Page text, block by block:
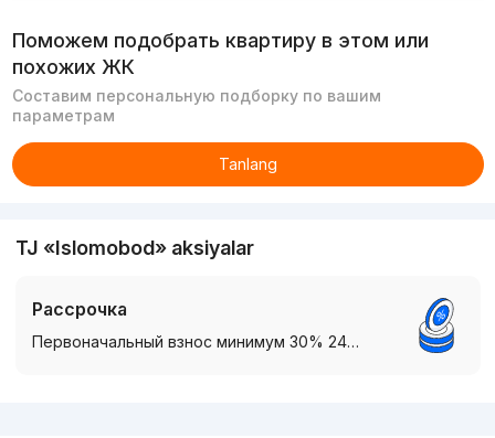
Поможем подобрать квартиру в этом или
похожих ЖК
Составим персональную подборку по вашим
параметрам
Tanlang
TJ «Islomobod» aksiyalar
Рассрочка
Первоначальный взнос минимум 30% 24…